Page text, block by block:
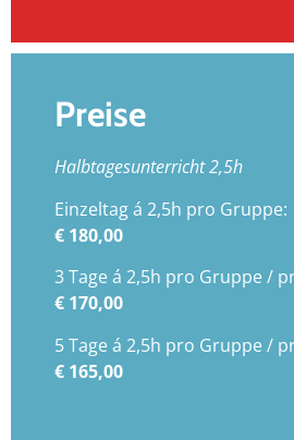
Preise
Halbtagesunterricht 2,5h
Einzeltag á 2,5h pro Gruppe:
€ 180,00
3 Tage á 2,5h pro Gruppe /
€ 170,00
5 Tage á 2,5h pro Gruppe /
€ 165,00